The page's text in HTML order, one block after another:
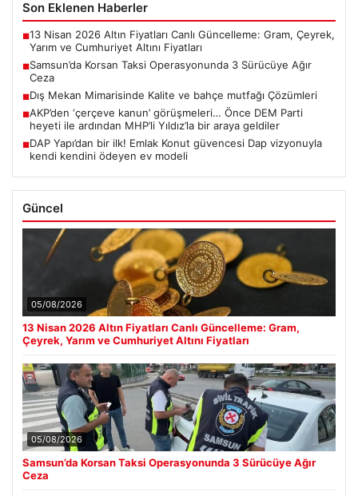
Son Eklenen Haberler
■13 Nisan 2026 Altın Fiyatları Canlı Güncelleme: Gram, Çeyrek,
Yarım ve Cumhuriyet Altını Fiyatları
■Samsun’da Korsan Taksi Operasyonunda 3 Sürücüye Ağır
Ceza
■Dış Mekan Mimarisinde Kalite ve bahçe mutfağı Çözümleri
■AKP’den ‘çerçeve kanun’ görüşmeleri… Önce DEM Parti
heyeti ile ardından MHP’li Yıldız’la bir araya geldiler
■DAP Yapı’dan bir ilk! Emlak Konut güvencesi Dap vizyonuyla
kendi kendini ödeyen ev modeli
Güncel
05/08/2026
13 Nisan 2026 Altın Fiyatları Canlı Güncelleme: Gram,
Çeyrek, Yarım ve Cumhuriyet Altını Fiyatları
05/08/2026
Samsun’da Korsan Taksi Operasyonunda 3 Sürücüye Ağır
Ceza